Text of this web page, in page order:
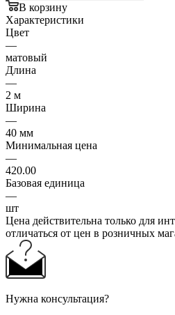
В корзину
Характеристики
Цвет
—
матовый
Длина
—
2 м
Ширина
—
40 мм
Минимальная цена
—
420.00
Базовая единица
—
шт
Цена действительна только для
отличаться от цен в розничных
Нужна консультация?